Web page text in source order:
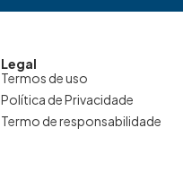
Legal
Termos de uso
Política de Privacidade
Termo de responsabilidade